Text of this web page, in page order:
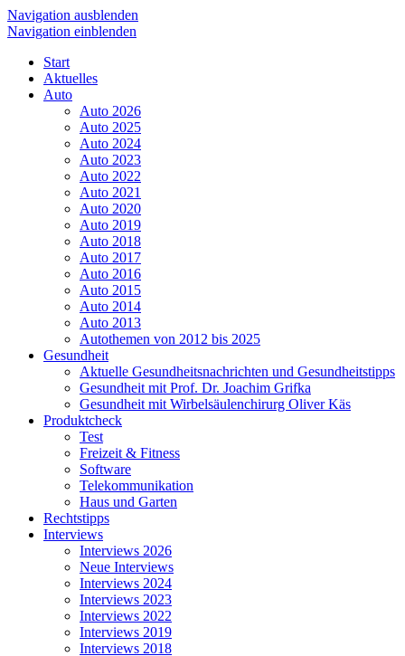
Navigation ausblenden
Navigation einblenden
Start
Aktuelles
Auto
Auto 2026
Auto 2025
Auto 2024
Auto 2023
Auto 2022
Auto 2021
Auto 2020
Auto 2019
Auto 2018
Auto 2017
Auto 2016
Auto 2015
Auto 2014
Auto 2013
Autothemen von 2012 bis 2025
Gesundheit
Aktuelle Gesundheitsnachrichten und Gesundheitstipps
Gesundheit mit Prof. Dr. Joachim Grifka
Gesundheit mit Wirbelsäulenchirurg Oliver Käs
Produktcheck
Test
Freizeit & Fitness
Software
Telekommunikation
Haus und Garten
Rechtstipps
Interviews
Interviews 2026
Neue Interviews
Interviews 2024
Interviews 2023
Interviews 2022
Interviews 2019
Interviews 2018